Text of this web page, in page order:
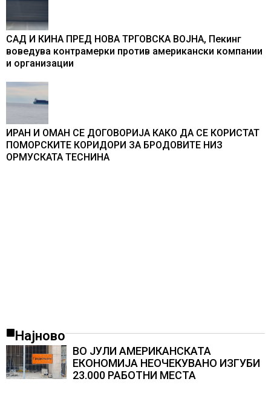
САД И КИНА ПРЕД НОВА ТРГОВСКА ВОЈНА, Пекинг
воведува контрамерки против американски компании
и организации
ИРАН И ОМАН СЕ ДОГОВОРИЈА КАКО ДА СЕ КОРИСТАТ
ПОМОРСКИТЕ КОРИДОРИ ЗА БРОДОВИТЕ НИЗ
ОРМУСКАТА ТЕСНИНА
Најново
ВО ЈУЛИ АМЕРИКАНСКАТА
ЕКОНОМИЈА НЕОЧЕКУВАНО ИЗГУБИ
23.000 РАБОТНИ МЕСТА